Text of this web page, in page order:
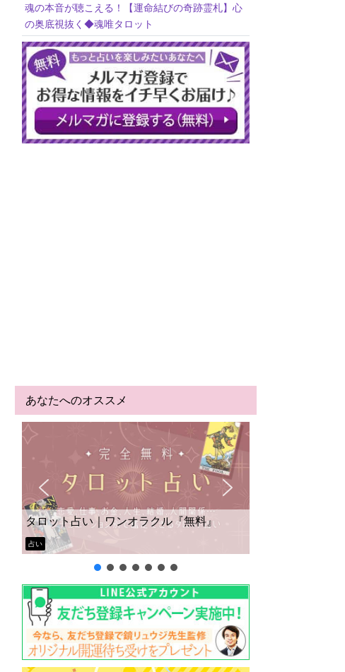
魂の本音が聴こえる！【運命結びの奇跡霊札】心
の奥底視抜く◆魂唯タロット
あなたへのオススメ
タロット占い｜ワンオラクル『無料』
占い